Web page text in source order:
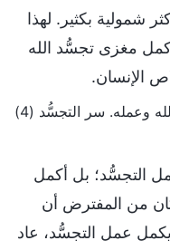
شمولية بكثير. لهذا
مغزى تجسُّد الله
الإنسان.
التجسُّد؛ بل أكمل
من المفترض أن
عمل التجسُّد، عاد